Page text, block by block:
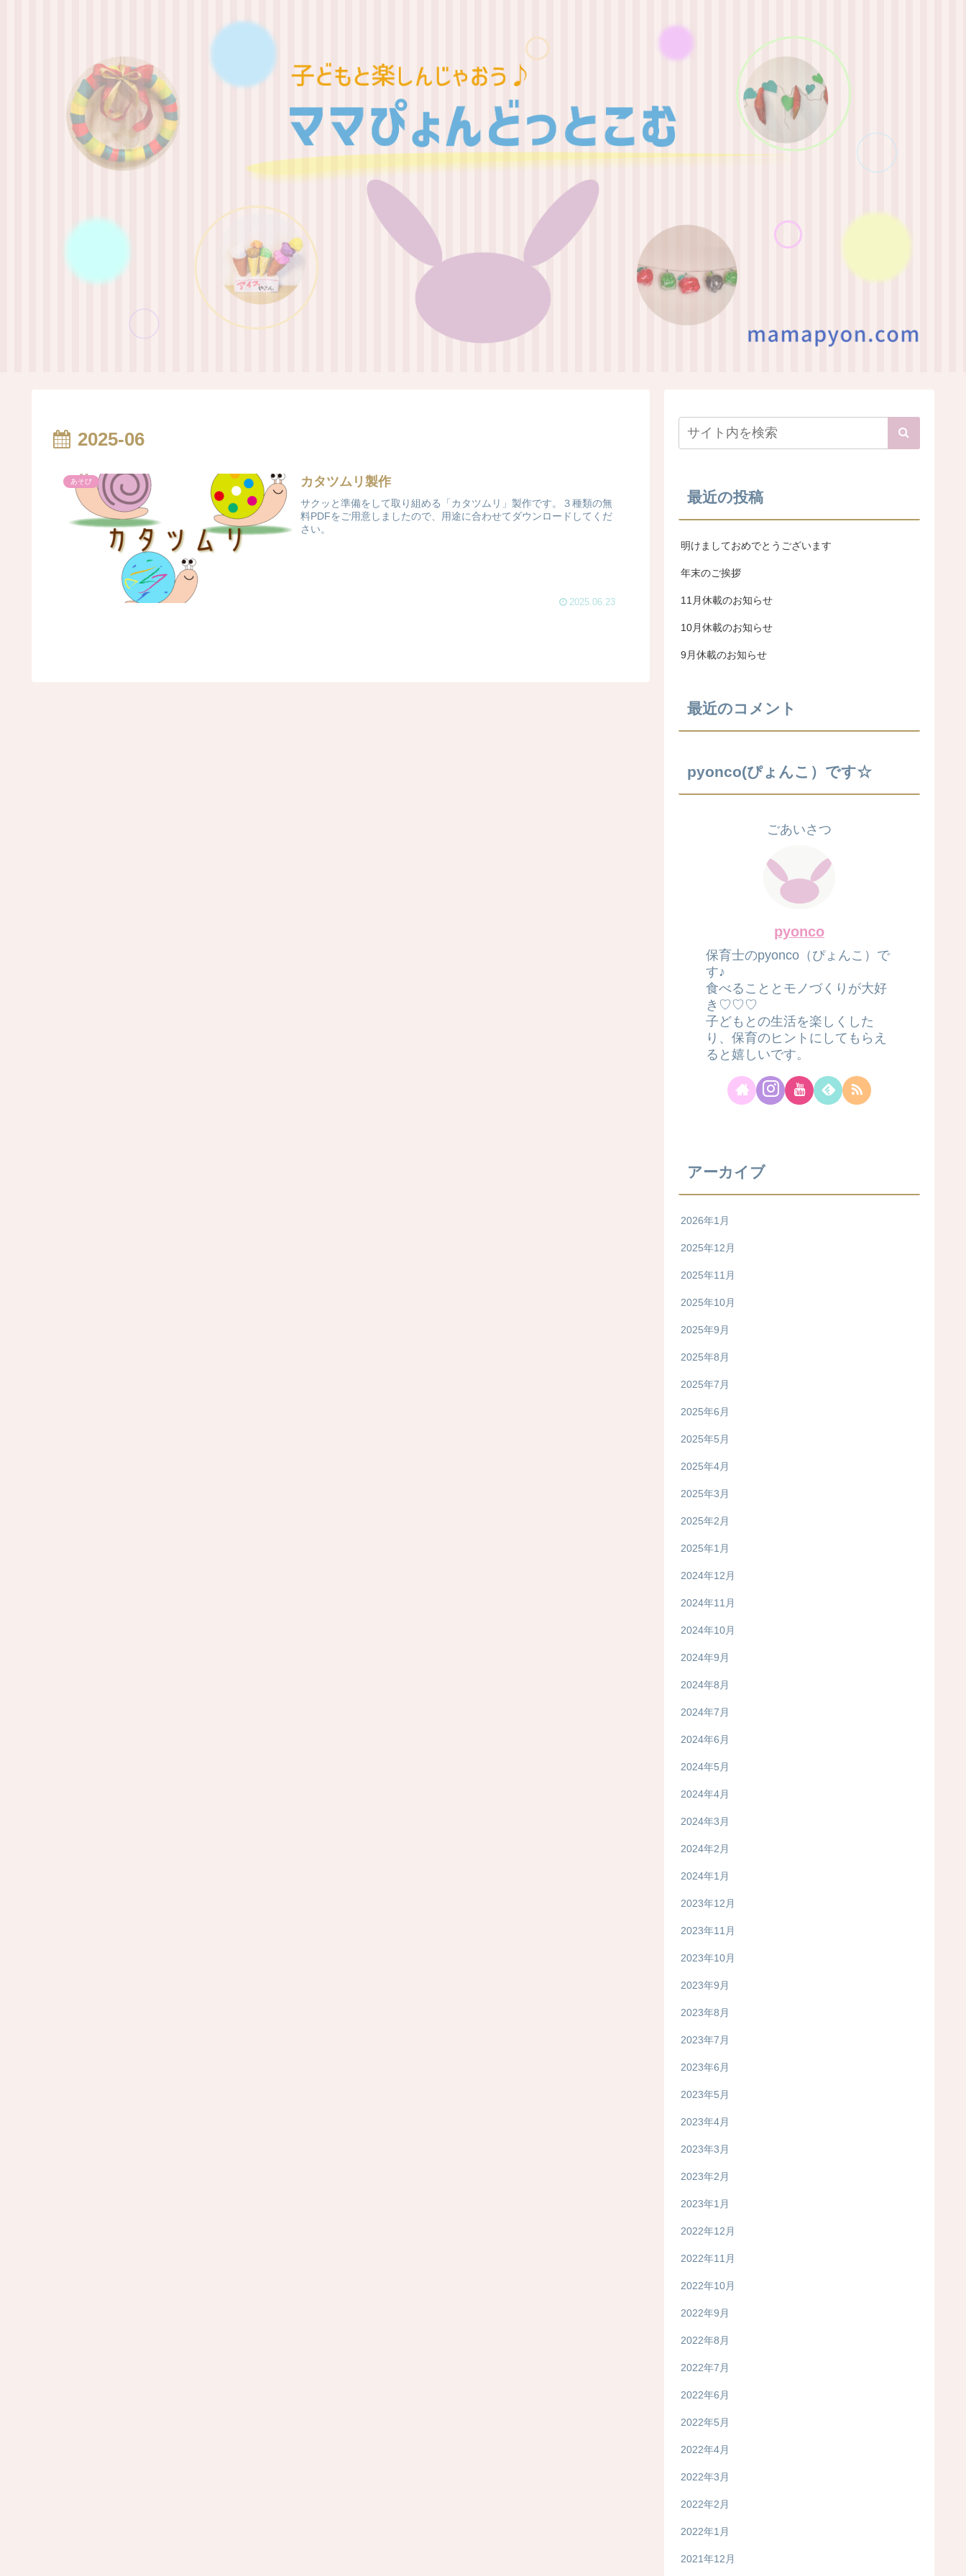
2025-06
あそび カタツムリ製作
サクッと準備をして取り組める「カタツムリ」製作です。３種類の無
料PDFをご用意しましたので、用途に合わせてダウンロードしてくだ
さい。
2025.06.23
最近の投稿
明けましておめでとうございます
年末のご挨拶
11月休載のお知らせ
10月休載のお知らせ
9月休載のお知らせ
最近のコメント
pyonco(ぴょんこ）です☆
ごあいさつ
pyonco
保育士のpyonco（ぴょんこ）で
す♪
食べることとモノづくりが大好
き♡♡♡
子どもとの生活を楽しくした
り、保育のヒントにしてもらえ
ると嬉しいです。
アーカイブ
2026年1月
2025年12月
2025年11月
2025年10月
2025年9月
2025年8月
2025年7月
2025年6月
2025年5月
2025年4月
2025年3月
2025年2月
2025年1月
2024年12月
2024年11月
2024年10月
2024年9月
2024年8月
2024年7月
2024年6月
2024年5月
2024年4月
2024年3月
2024年2月
2024年1月
2023年12月
2023年11月
2023年10月
2023年9月
2023年8月
2023年7月
2023年6月
2023年5月
2023年4月
2023年3月
2023年2月
2023年1月
2022年12月
2022年11月
2022年10月
2022年9月
2022年8月
2022年7月
2022年6月
2022年5月
2022年4月
2022年3月
2022年2月
2022年1月
2021年12月